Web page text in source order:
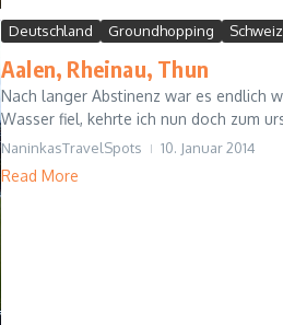
Deutschland Groundhopping Schweiz
Aalen, Rheinau, Thun
Nach langer Abstinenz war es endlich
Wasser fiel, kehrte ich nun doch zum
NaninkasTravelSpots 10. Januar 2014
Read More